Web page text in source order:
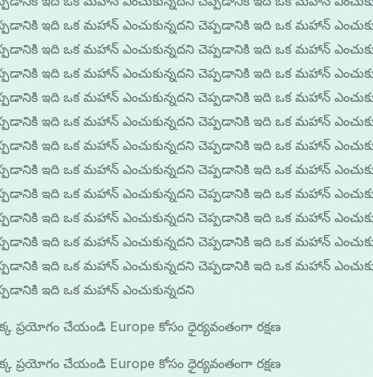
ఇది ఒక మహాన్ ఎంచుకున్నదని చెప్పడానికి ఇది ఒక మహాన్
ఇది ఒక మహాన్ ఎంచుకున్నదని చెప్పడానికి ఇది ఒక మహాన్
ఇది ఒక మహాన్ ఎంచుకున్నదని చెప్పడానికి ఇది ఒక మహాన్
ఇది ఒక మహాన్ ఎంచుకున్నదని చెప్పడానికి ఇది ఒక మహాన్
ఇది ఒక మహాన్ ఎంచుకున్నదని చెప్పడానికి ఇది ఒక మహాన్
ఇది ఒక మహాన్ ఎంచుకున్నదని చెప్పడానికి ఇది ఒక మహాన్
ఇది ఒక మహాన్ ఎంచుకున్నదని చెప్పడానికి ఇది ఒక మహాన్
ఇది ఒక మహాన్ ఎంచుకున్నదని చెప్పడానికి ఇది ఒక మహాన్
ఇది ఒక మహాన్ ఎంచుకున్నదని చెప్పడానికి ఇది ఒక మహాన్
ఇది ఒక మహాన్ ఎంచుకున్నదని చెప్పడానికి ఇది ఒక మహాన్
ఇది ఒక మహాన్ ఎంచుకున్నదని చెప్పడానికి ఇది ఒక మహాన్
ఇది ఒక మహాన్ ఎంచుకున్నదని
ప్రయోగం చేయండి Europe కోసం ధైర్యవంతంగా రక్షణ
ప్రయోగం చేయండి Europe కోసం ధైర్యవంతంగా రక్షణ